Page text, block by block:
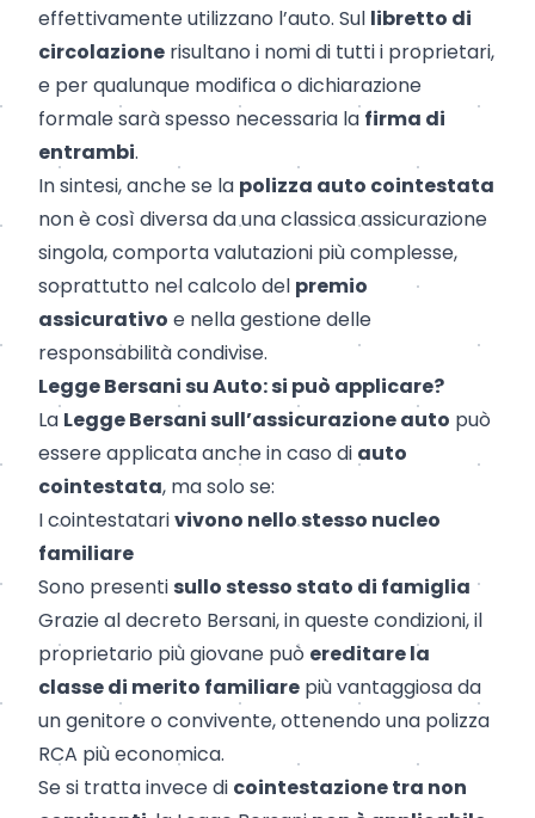
effettivamente utilizzano l’auto. Sul libretto di
circolazione risultano i nomi di tutti i proprietari,
e per qualunque modifica o dichiarazione
formale sarà spesso necessaria la firma di
entrambi.
In sintesi, anche se la polizza auto cointestata
non è così diversa da una classica assicurazione
singola, comporta valutazioni più complesse,
soprattutto nel calcolo del premio
assicurativo e nella gestione delle
responsabilità condivise.
Legge Bersani su Auto: si può applicare?
La Legge Bersani sull’assicurazione auto può
essere applicata anche in caso di auto
cointestata, ma solo se:
I cointestatarivivono nello stesso nucleo
familiare
Sono presenti sullo stesso stato di famiglia
Grazie al decreto Bersani, in queste condizioni, il
proprietario più giovane può ereditare la
classe di merito familiare più vantaggiosa da
un genitore o convivente, ottenendo una polizza
RCA più economica.
Se si tratta invece di cointestazione tra non